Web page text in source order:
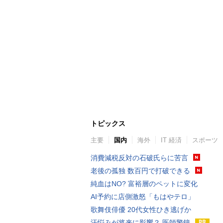
トピックス
主要 国内 海外 IT 経済 スポーツ
消費減税反対の石破氏らに苦言
老後の孤独 数百円で打破できる
純血はNO? 富裕層のペットに変化
AI予約に店側激怒「もはやテロ」
歌舞伎俳優 20代女性ひき逃げか